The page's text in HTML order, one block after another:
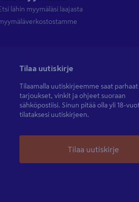
lähin myymäläsi laajasta
Tilaa uutiskirje
Tilaamalla uutiskirjeemme saat parhaat
tarjoukset, vinkit ja ohjeet suoraan
sähköpostiisi. Sinun pitää olla yli 18-
tilataksesi uutiskirjeen.
Tilaa uutiskirje